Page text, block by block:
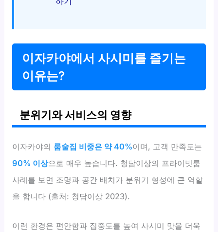
이자카야에서 사시미를 즐기는
이유는?
분위기와 서비스의 영향
이자카야의 룸술집 비중은 약 40%이며, 고객 만족도는
90% 이상으로 매우 높습니다. 청담이상의 프라이빗룸
사례를 보면 조명과 공간 배치가 분위기 형성에 큰 역할
을 합니다 (출처: 청담이상 2023).
이런 환경은 편안함과 집중도를 높여 사시미 맛을 더욱